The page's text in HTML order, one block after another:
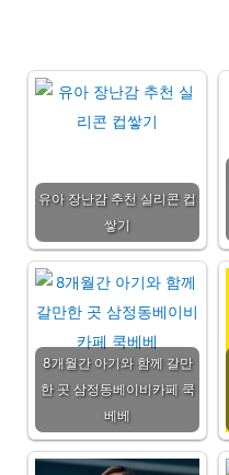
유아 장난감 추천 실리콘 컵
쌓기
8개월간 아기와 함께 갈만
한 곳 삼정동베이비카페 쿡
베베